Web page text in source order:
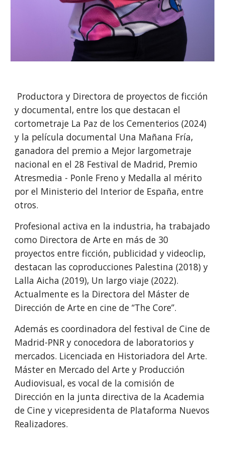
Productora y Directora de proyectos de ficción
y documental, entre los que destacan el
cortometraje La Paz de los Cementerios (2024)
y la película documental Una Mañana Fría,
ganadora del premio a Mejor largometraje
nacional en el 28 Festival de Madrid, Premio
Atresmedia - Ponle Freno y Medalla al mérito
por el Ministerio del Interior de España, entre
otros.
Profesional activa en la industria, ha trabajado
como Directora de Arte en más de 30
proyectos entre ficción, publicidad y videoclip,
destacan las coproducciones Palestina (2018) y
Lalla Aicha (2019), Un largo viaje (2022).
Actualmente es la Directora del Máster de
Dirección de Arte en cine de “The Core”.
Además es coordinadora del festival de Cine de
Madrid-PNR y conocedora de laboratorios y
mercados. Licenciada en Historiadora del Arte.
Máster en Mercado del Arte y Producción
Audiovisual, es vocal de la comisión de
Dirección en la junta directiva de la Academia
de Cine y vicepresidenta de Plataforma Nuevos
Realizadores.